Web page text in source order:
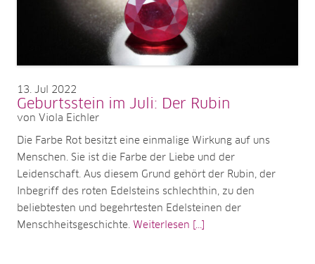
13 Jul 2022
Geburtsstein im Juli: Der Rubin
von Viola Eichler
Die Farbe Rot besitzt eine einmalige Wirkung auf uns
Menschen. Sie ist die Farbe der Liebe und der
Leidenschaft. Aus diesem Grund gehört der Rubin, der
Inbegriff des roten Edelsteins schlechthin, zu den
beliebtesten und begehrtesten Edelsteinen der
Menschheitsgeschichte. Weiterlesen [...]